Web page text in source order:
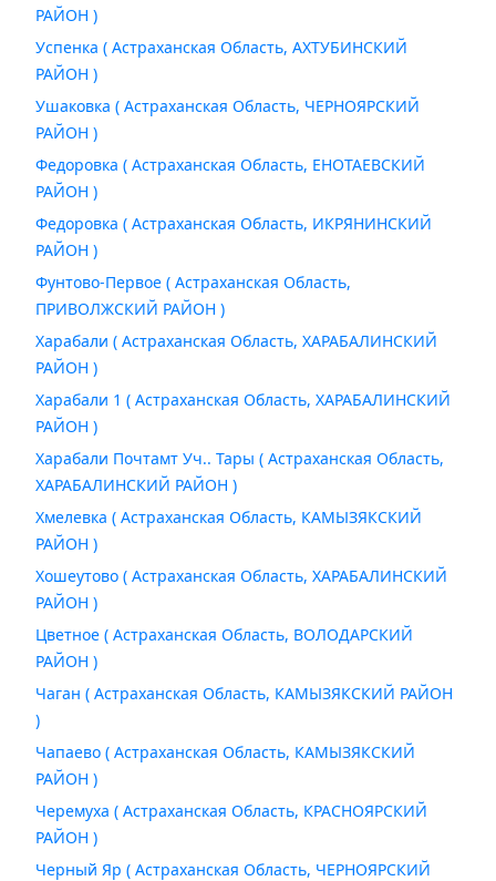
РАЙОН )
Успенка ( Астраханская Область, АХТУБИНСКИЙ
РАЙОН )
Ушаковка ( Астраханская Область, ЧЕРНОЯРСКИЙ
РАЙОН )
Федоровка ( Астраханская Область, ЕНОТАЕВСКИЙ
РАЙОН )
Федоровка ( Астраханская Область, ИКРЯНИНСКИЙ
РАЙОН )
Фунтово-Первое ( Астраханская Область,
ПРИВОЛЖСКИЙ РАЙОН )
Харабали ( Астраханская Область, ХАРАБАЛИНСКИЙ
РАЙОН )
Харабали 1 ( Астраханская Область, ХАРАБАЛИНСКИЙ
РАЙОН )
Харабали Почтамт Уч.. Тары ( Астраханская Область,
ХАРАБАЛИНСКИЙ РАЙОН )
Хмелевка ( Астраханская Область, КАМЫЗЯКСКИЙ
РАЙОН )
Хошеутово ( Астраханская Область, ХАРАБАЛИНСКИЙ
РАЙОН )
Цветное ( Астраханская Область, ВОЛОДАРСКИЙ
РАЙОН )
Чаган ( Астраханская Область, КАМЫЗЯКСКИЙ РАЙОН
)
Чапаево ( Астраханская Область, КАМЫЗЯКСКИЙ
РАЙОН )
Черемуха ( Астраханская Область, КРАСНОЯРСКИЙ
РАЙОН )
Черный Яр ( Астраханская Область, ЧЕРНОЯРСКИЙ